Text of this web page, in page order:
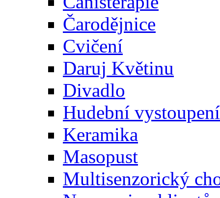
Čarodějnice
Cvičení
Daruj Květinu
Divadlo
Hudební vystoupení
Keramika
Masopust
Multisenzorický